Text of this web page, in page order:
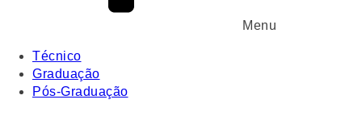
Menu
Técnico
Graduação
Pós-Graduação